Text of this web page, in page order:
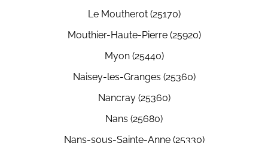
Le Moutherot (25170)
Mouthier-Haute-Pierre (25920)
Myon (25440)
Naisey-les-Granges (25360)
Nancray (25360)
Nans (25680)
Nans-sous-Sainte-Anne (25330)